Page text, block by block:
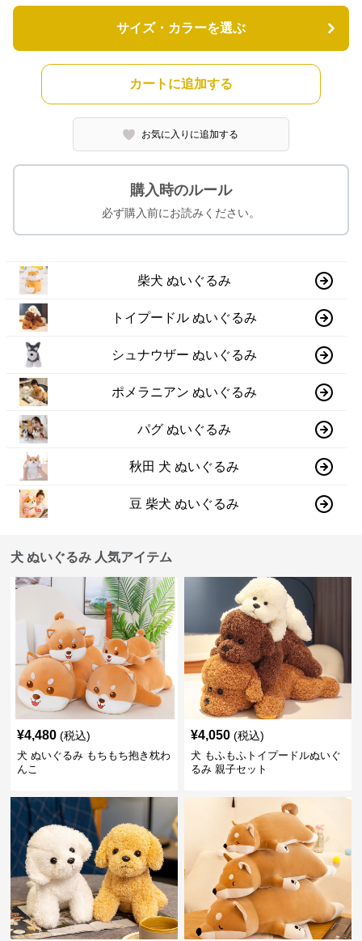
サイズ・カラーを選ぶ
カートに追加する
お気に入りに追加する
購入時のルール
必ず購入前にお読みください。
柴犬 ぬいぐるみ
トイプードル ぬいぐるみ
シュナウザー ぬいぐるみ
ポメラニアン ぬいぐるみ
パグ ぬいぐるみ
秋田 犬 ぬいぐるみ
豆 柴犬 ぬいぐるみ
犬 ぬいぐるみ 人気アイテム
¥4,480 (税込)
犬 ぬいぐるみ もちもち抱き枕わ
んこ
¥4,050 (税込)
犬 もふもふトイプードルぬいぐ
るみ 親子セット